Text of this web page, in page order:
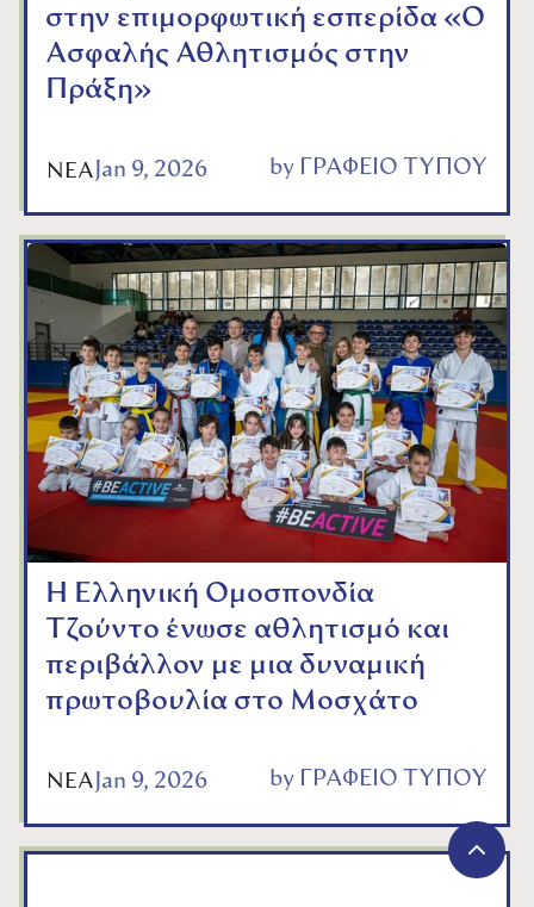
στην επιμορφωτική εσπερίδα «Ο
Ασφαλής Αθλητισμός στην
Πράξη»
ΝΕΑ Jan 9, 2026 by ΓΡΑΦΕΙΟ ΤΥΠΟΥ
Η Ελληνική Ομοσπονδία
Τζούντο ένωσε αθλητισμό και
περιβάλλον με μια δυναμική
πρωτοβουλία στο Μοσχάτο
ΝΕΑ Jan 9, 2026 by ΓΡΑΦΕΙΟ ΤΥΠΟΥ